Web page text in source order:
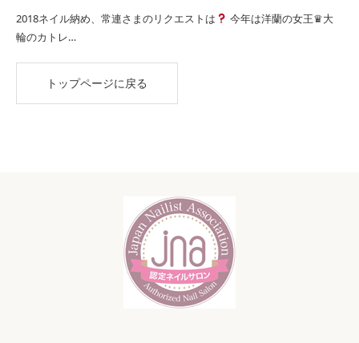
2018ネイル納め、常連さまのリクエストは
今年は洋蘭の女王♛大
輪のカトレ…
トップページに戻る